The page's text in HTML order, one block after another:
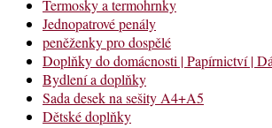
Termosky a termohrnky
Jednopatrové penály
peněženky pro dospělé
Doplňky do domácnosti | Papírnictví |
Bydlení a doplňky
Sada desek na sešity A4+A5
Dětské doplňky